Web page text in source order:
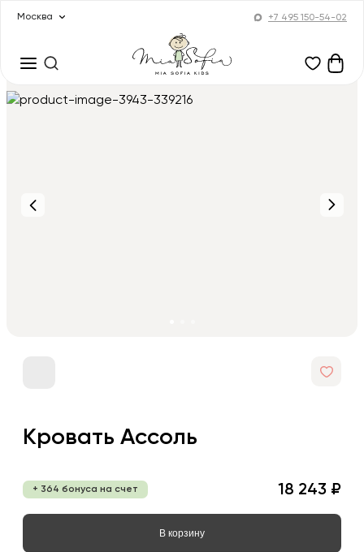
Москва +7 495 150-54-02
Кровать Ассоль
+ 364 бонуса на счет 18 243 ₽
В корзину